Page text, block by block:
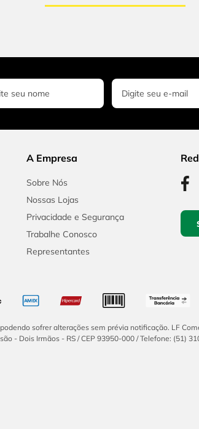
A Empresa
Sobre Nós
Nossas Lojas
Privacidade e Segurança
Trabalhe Conosco
Representantes
sofrer alterações sem prévia notificação. LF
- Dois Irmãos - RS / CEP 93950-000 / Telefone: (51)